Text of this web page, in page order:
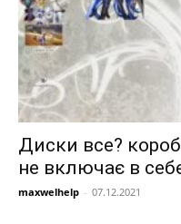
Диски все?
не включає в
maxwelhelp - 07.12.2021